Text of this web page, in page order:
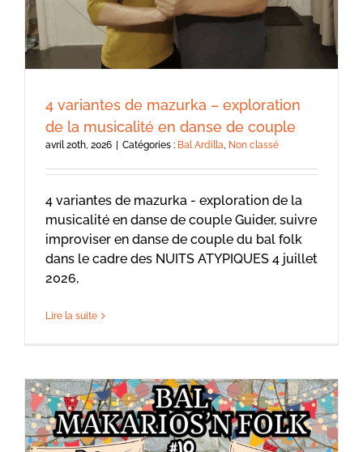
4 variantes de mazurka – exploration
de la musicalité en danse de couple
avril 20th, 2026 | Catégories : Bal Ardilla Non classé
4 variantes de mazurka - exploration de la
musicalité en danse de couple Guider, suivre
improviser en danse de couple du bal folk
dans le cadre des NUITS ATYPIQUES 4 juillet
2026,
Lire la suite